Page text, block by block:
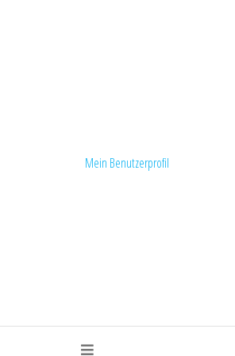
Mein Benutzerprofil